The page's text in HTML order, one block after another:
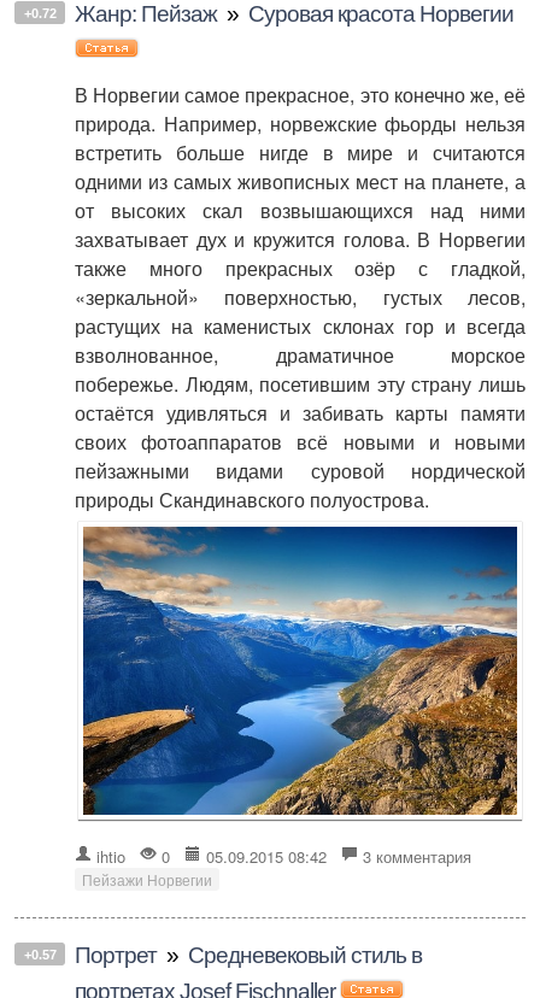
+0.72 Жанр: Пейзаж » Суровая красота Норвегии
В Норвегии самое прекрасное, это конечно же, её
природа. Например, норвежские фьорды нельзя
встретить больше нигде в мире и считаются
одними из самых живописных мест на планете, а
от высоких скал возвышающихся над ними
захватывает дух и кружится голова. В Норвегии
также много прекрасных озёр с гладкой,
«зеркальной» поверхностью, густых лесов,
растущих на каменистых склонах гор и всегда
взволнованное, драматичное морское
побережье. Людям, посетившим эту страну лишь
остаётся удивляться и забивать карты памяти
своих фотоаппаратов всё новыми и новыми
пейзажными видами суровой нордической
природы Скандинавского полуострова.
ihtio 0 05.09.2015 08:42 3 комментария
Пейзажи Норвегии
+0.57 Портрет » Средневековый стиль в
портретах Josef Fischnaller